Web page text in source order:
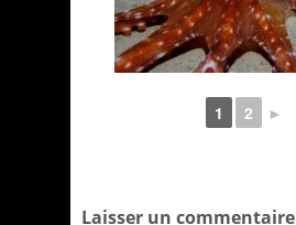
1 2 ►
Laisser un commentaire